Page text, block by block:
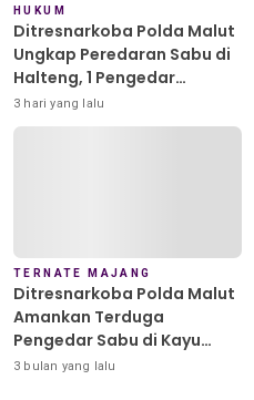
HUKUM
Ditresnarkoba Polda Malut
Ungkap Peredaran Sabu di
Halteng, 1 Pengedar
Diamankan
3 hari yang lalu
TERNATE MAJANG
Ditresnarkoba Polda Malut
Amankan Terduga
Pengedar Sabu di Kayu
Merah
3 bulan yang lalu